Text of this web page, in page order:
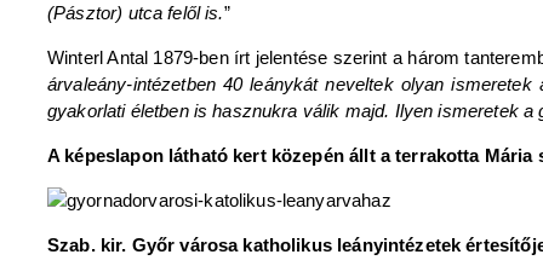
(Pásztor) utca felől is.”
Winterl Antal 1879-ben írt jelentése szerint a három
árvaleány-intézetben 40 leánykát neveltek olyan
gyakorlati életben is hasznukra válik majd. Ilyen ismeretek
A képeslapon látható kert közepén állt a terrakotta Mária
Szab. kir. Győr városa katholikus leányintézetek